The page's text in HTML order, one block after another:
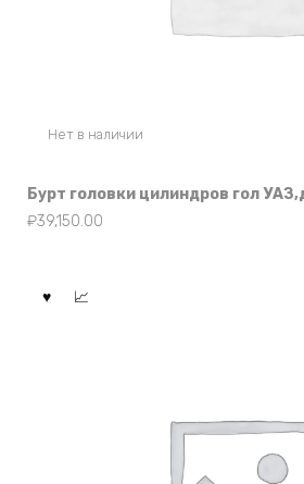
Нет в наличии
Бурт головки цилиндров гол
₽39,150.00